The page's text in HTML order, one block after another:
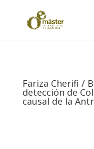
Fariza Cherifi /
detección de
causal de la